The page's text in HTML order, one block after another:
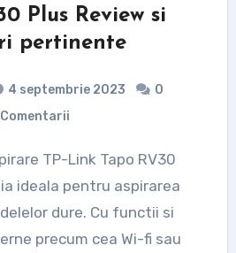
Plus Review si
pertinente
4 septembrie 2023
0
Comentarii
ideala pentru aspirarea
dure. Cu functii si
precum cea Wi-fi sau